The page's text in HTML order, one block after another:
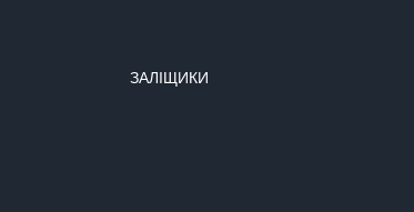
ЗАЛІЩИКИ